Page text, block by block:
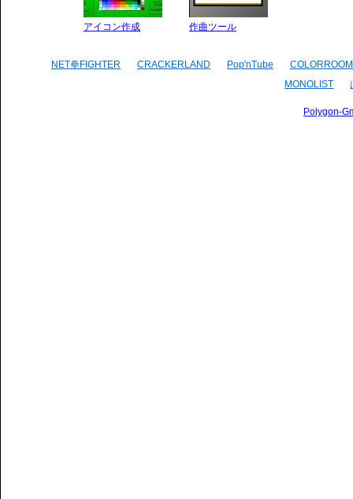
アイコン作成 作曲ツール
NET拳FIGHTER CRACKERLAND Pop'nTube
COLORROOM
MONOLIST
Polygon-